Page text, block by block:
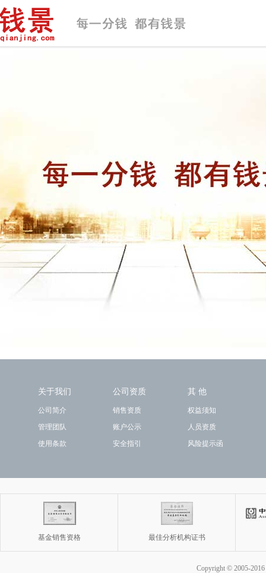
关于我们
公司简介
管理团队
使用条款
公司资质
销售资质
账户公示
安全指引
其 他
权益须知
人员资质
风险提示函
基金销售资格 最佳分析机构证书
Copyright © 2005-